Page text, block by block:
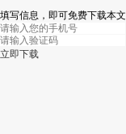
填写信息，即可免费下载本文
立即下载